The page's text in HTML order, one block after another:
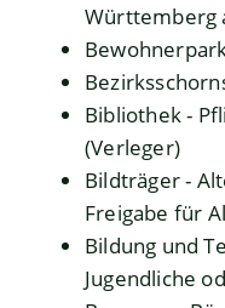
Württemberg
Bibliothek -
(Verleger)
Bildträger -
Freigabe für
Bildung und
Jugendliche